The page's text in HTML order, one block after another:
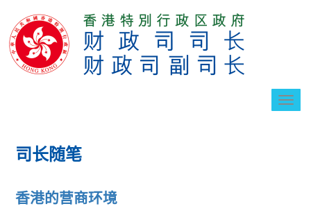
切
司长随笔
香港的营商环境